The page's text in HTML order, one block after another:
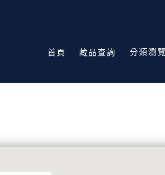
首頁 藏品查詢 分類瀏覽